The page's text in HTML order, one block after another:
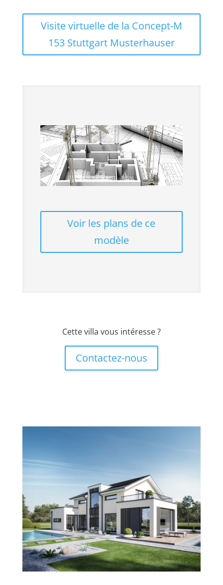
Visite virtuelle de la Concept-M
153 Stuttgart Musterhauser
Voir les plans de ce
modèle
Cette villa vous intéresse ?
Contactez-nous